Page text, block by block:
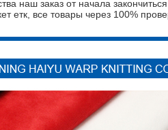
наш заказ от начала
етк, все товары через 100%